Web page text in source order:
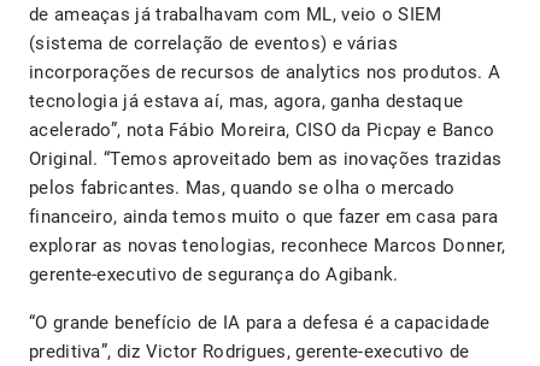
de ameaças já trabalhavam com ML, veio o SIEM
(sistema de correlação de eventos) e várias
incorporações de recursos de analytics nos produtos. A
tecnologia já estava aí, mas, agora, ganha destaque
acelerado”, nota Fábio Moreira, CISO da Picpay e Banco
Original. “Temos aproveitado bem as inovações trazidas
pelos fabricantes. Mas, quando se olha o mercado
financeiro, ainda temos muito o que fazer em casa para
explorar as novas tenologias, reconhece Marcos Donner,
gerente-executivo de segurança do Agibank.
“O grande benefício de IA para a defesa é a capacidade
preditiva”, diz Victor Rodrigues, gerente-executivo de